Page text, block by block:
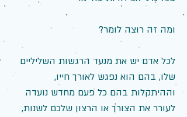
ומה זה רוצה לומר?
לכל אדם יש את מנעד הרגשות השליליים
שלו, בהם הוא נפגש לאורך חייו,
וההיתקלות בהם כל פעם מחדש נועדה
לעורר את הצורך או הרצון שלכם לשנות,